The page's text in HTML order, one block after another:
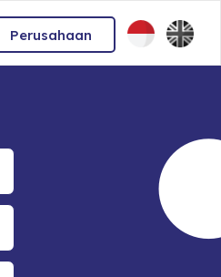
Perusahaan